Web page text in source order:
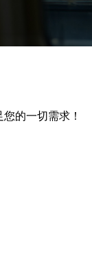
的一切需求！